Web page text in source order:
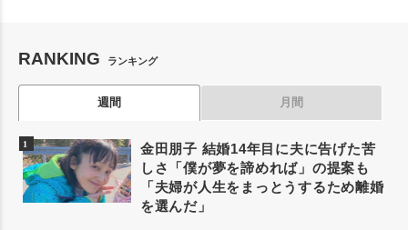
RANKING ランキング
週間 月間
金田朋子 結婚14年目に夫に告げた苦
しさ「僕が夢を諦めれば」の提案も
「夫婦が人生をまっとうするため離婚
を選んだ」